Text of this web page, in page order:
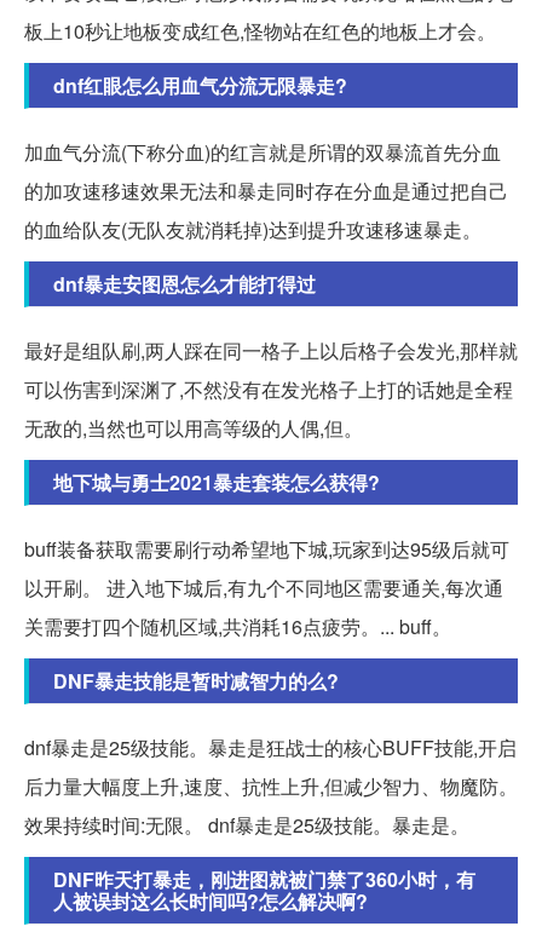
板上10秒让地板变成红色,怪物站在红色的地板上才会。
dnf红眼怎么用血气分流无限暴走?
加血气分流(下称分血)的红言就是所谓的双暴流首先分血
的加攻速移速效果无法和暴走同时存在分血是通过把自己
的血给队友(无队友就消耗掉)达到提升攻速移速暴走。
dnf暴走安图恩怎么才能打得过
最好是组队刷,两人踩在同一格子上以后格子会发光,那样就
可以伤害到深渊了,不然没有在发光格子上打的话她是全程
无敌的,当然也可以用高等级的人偶,但。
地下城与勇士2021暴走套装怎么获得?
buff装备获取需要刷行动希望地下城,玩家到达95级后就可
以开刷。 进入地下城后,有九个不同地区需要通关,每次通
关需要打四个随机区域,共消耗16点疲劳。... buff。
DNF暴走技能是暂时减智力的么?
dnf暴走是25级技能。暴走是狂战士的核心BUFF技能,开启
后力量大幅度上升,速度、抗性上升,但减少智力、物魔防。
效果持续时间:无限。 dnf暴走是25级技能。暴走是。
DNF昨天打暴走，刚进图就被门禁了360小时，有
人被误封这么长时间吗?怎么解决啊?